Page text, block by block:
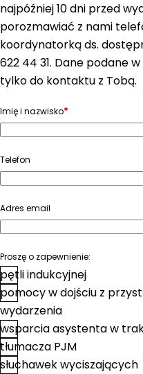
najpóźniej 10 dni przed
porozmawiać z nami
koordynatorką ds.
622 44 31. Dane podane
tylko do kontaktu z Tobą.
Imię i nazwisko*
Telefon
Adres email
Proszę o zapewnienie:
pętli indukcyjnej
pomocy w dojściu z
wydarzenia
wsparcia asystenta w
tłumacza PJM
słuchawek wyciszających